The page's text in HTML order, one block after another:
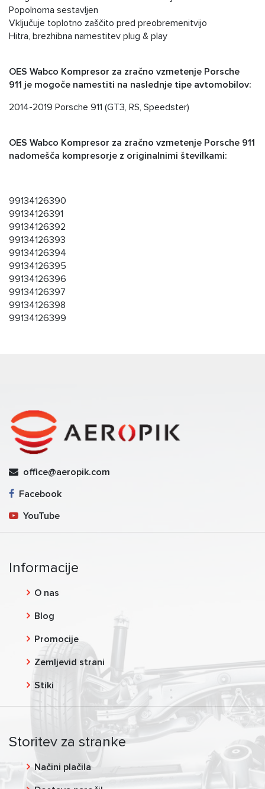
Popolnoma sestavljen
Vključuje toplotno zaščito pred preobremenitvijo
Hitra, brezhibna namestitev plug & play
OES Wabco Kompresor za zračno vzmetenje Porsche
911 je mogoče namestiti na naslednje tipe avtomobilov:
2014-2019 Porsche 911 (GT3, RS, Speedster)
OES Wabco Kompresor za zračno vzmetenje Porsche 911
nadomešča kompresorje z originalnimi številkami:
99134126390
99134126391
99134126392
99134126393
99134126394
99134126395
99134126396
99134126397
99134126398
99134126399
office@aeropik.com
Facebook
YouTube
Informacije
O nas
Blog
Promocije
Zemljevid strani
Stiki
Storitev za stranke
Načini plačila